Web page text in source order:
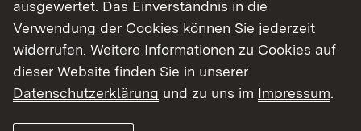
ausgewertet. Das Einverständnis in die
Verwendung der Cookies können Sie jederzeit
widerrufen. Weitere Informationen zu Cookies auf
dieser Website finden Sie in unserer
Datenschutzerklärung und zu uns im Impressum.